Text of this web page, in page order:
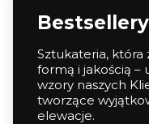
Bestsellery
Sztukateria, która
formą i jakością –
wzory naszych
tworzące
elewacje.